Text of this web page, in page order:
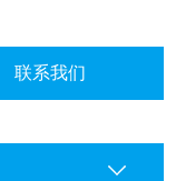
联系我们